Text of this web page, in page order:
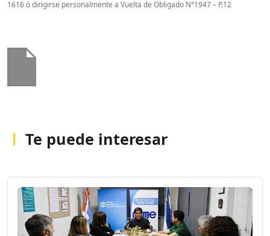
1616 ó dirigirse personalmente a Vuelta de Obligado N°1947 – P.12
Te puede interesar